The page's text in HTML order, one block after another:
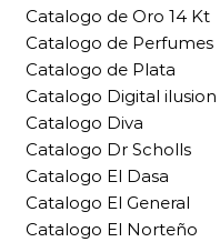
Catalogo de Oro 14 Kt
Catalogo de Perfumes
Catalogo de Plata
Catalogo Digital ilusion
Catalogo Diva
Catalogo Dr Scholls
Catalogo El Dasa
Catalogo El General
Catalogo El Norteño